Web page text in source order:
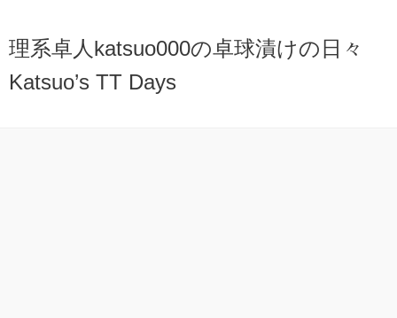
理系卓人katsuo000の卓球漬けの日々
Katsuo’s TT Days